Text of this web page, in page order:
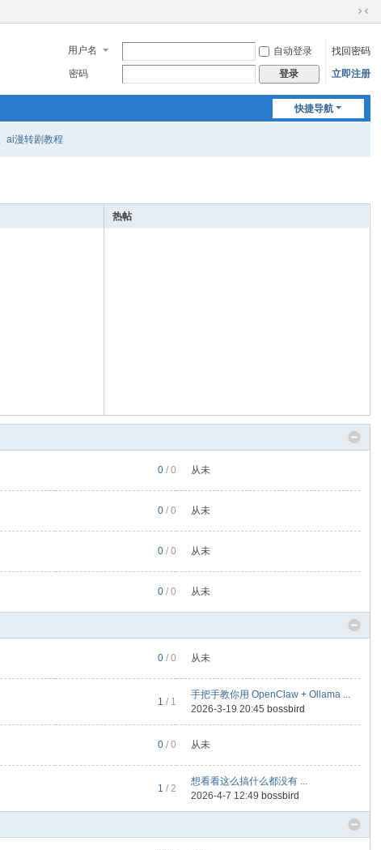
切
到
窄
用户名 自动登录
找回密码
密码
登录 立即注册
快捷导航
ai漫转剧教程
热帖
0 / 0 从未
0 / 0 从未
0 / 0 从未
0 / 0 从未
0 / 0 从未
1 / 1
手把手教你用 OpenClaw + Ollama ...
2026-3-19 20:45 bossbird
0 / 0 从未
1 / 2
想看看这么搞什么都没有 ...
2026-4-7 12:49 bossbird